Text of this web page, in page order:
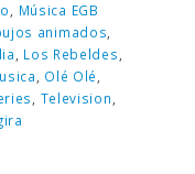
, Música EGB
animados,
, Los Rebeldes,
, Olé Olé,
, Television,